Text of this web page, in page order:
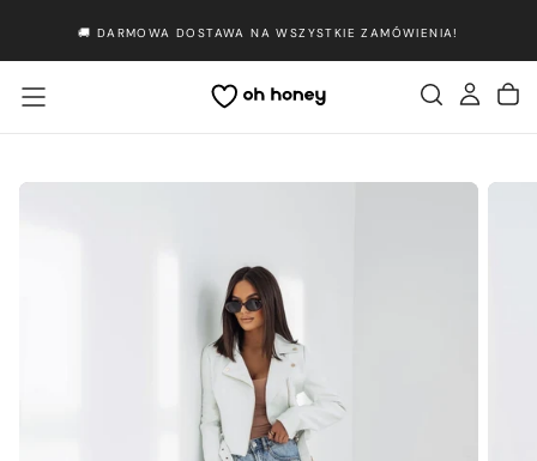
🚚 DARMOWA DOSTAWA NA WSZYSTKIE ZAMÓWIENIA!